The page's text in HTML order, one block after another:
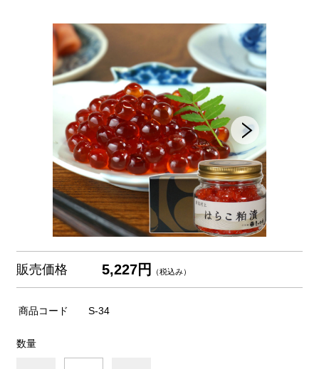
販売価格 5,227円 （税込み）
商品コード S-34
数量